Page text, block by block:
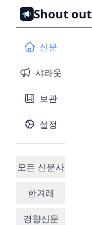
Shout out
신문
샤라웃
보관
설정
모든 신문사
한겨레
경향신문